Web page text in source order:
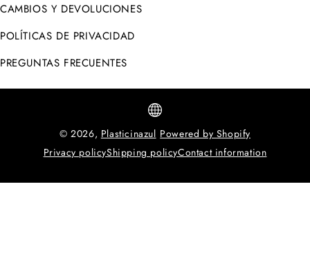
CAMBIOS Y DEVOLUCIONES
POLÍTICAS DE PRIVACIDAD
PREGUNTAS FRECUENTES
© 2026, Plasticinazul Powered by Shopify
Privacy policyShipping policyContact information